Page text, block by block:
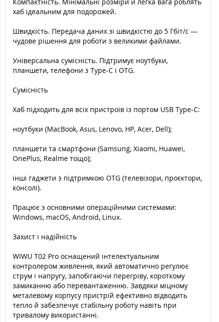
хаб ідеальним для подорожей.
Швидкість. Передача даних зі швидкістю до 5 Гбіт/с —
чудове рішення для роботи з великими файлами.
Універсальна сумісність. Підтримує ноутбуки,
планшети, телефони з Type-C і OTG.
Сумісність
Хаб підходить для всіх пристроїв із портом USB Type-C:
ноутбуки (MacBook, Asus, Lenovo, HP, Acer, Dell);
планшети та смартфони (Samsung, Xiaomi, Huawei,
OnePlus, Realme тощо);
інші гаджети з підтримкою OTG (телевізори, проєктори,
консолі).
Працює з основними операційними системами:
Windows, macOS, Android, Linux.
Захист і надійність
WIWU T02 Pro оснащений інтелектуальним
контролером живлення, який автоматично регулює
струм і напругу, запобігаючи перегріву, короткому
замиканню або перевантаженню. Завдяки міцному
металевому корпусу пристрій ефективно відводить
тепло й забезпечує стабільну роботу навіть при
тривалому використанні.